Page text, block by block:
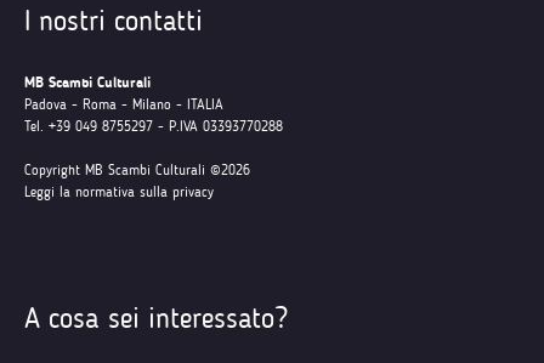
I nostri contatti
MB Scambi Culturali
Padova - Roma - Milano - ITALIA
Tel. +39 049 8755297 - P.IVA 03393770288
Copyright MB Scambi Culturali ©2026
Leggi la normativa sulla privacy
A cosa sei interessato?